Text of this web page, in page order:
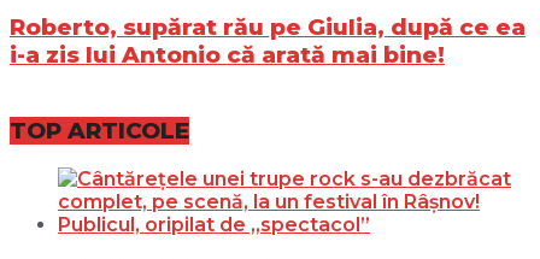
Roberto, supărat rău pe Giulia, după ce ea
i-a zis lui Antonio că arată mai bine!
TOP ARTICOLE